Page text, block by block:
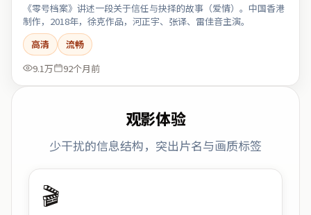
《零号档案》讲述一段关于信任与抉择的故事（爱情）。中国香港
制作，2018年，徐克作品，河正宇、张译、雷佳音主演。
高清
流畅
9.1万
92个月前
观影体验
少干扰的信息结构，突出片名与画质标签
🎬